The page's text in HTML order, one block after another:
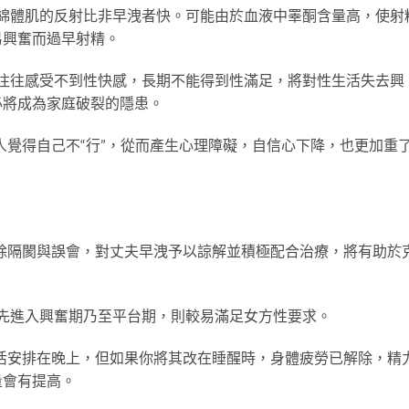
的反射比非早洩者快。可能由於血液中睪酮含量高，使射
奮而過早射精。
受不到性快感，長期不能得到性滿足，將對性生活失去興
成為家庭破裂的隱患。
自己不“行”，從而產生心理障礙，自信心下降，也更加重
與誤會，對丈夫早洩予以諒解並積極配合治療，將有助於
興奮期乃至平台期，則較易滿足女方性要求。
在晚上，但如果你將其改在睡醒時，身體疲勞已解除，精
有提高。